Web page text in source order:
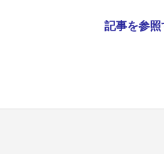
記事を参照